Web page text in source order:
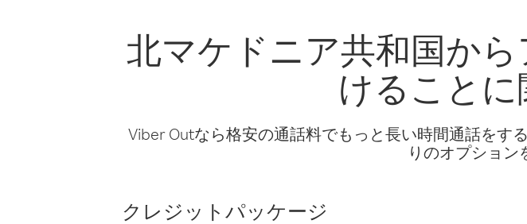
北マケドニア共和国か
けることに
Viber Outなら格安の通話料でもっと長い時間通話をす
りのオプション
クレジットパッケージ